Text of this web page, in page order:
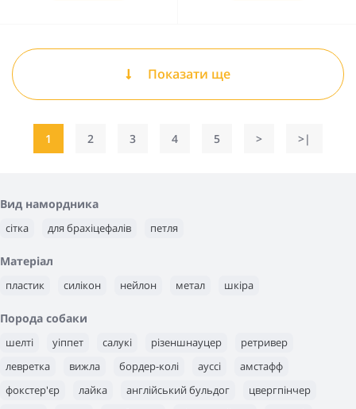
Показати ще
1 2 3 4 5 > >|
Вид намордника
сітка для брахіцефалів петля
Матеріал
пластик силікон нейлон метал шкіра
Порода собаки
шелті уіппет салукі різеншнауцер
ретривер
левретка
вижла бордер-колі ауссі
амстафф
фокстер'єр
лайка англійський бульдог
цвергпінчер